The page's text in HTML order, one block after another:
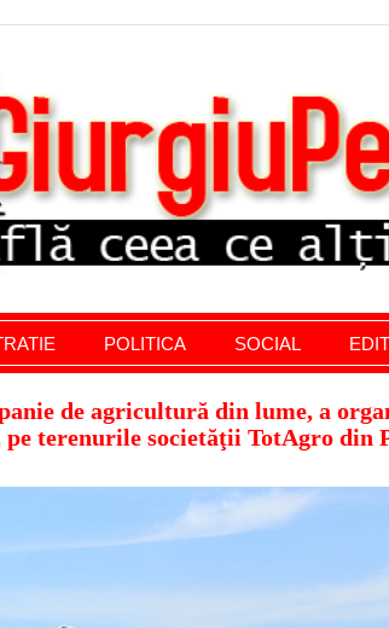
giurgiu, stiri politice, social
POLITICA SOCIAL
de agricultură din lume, a
terenurile societăţii TotAgro din